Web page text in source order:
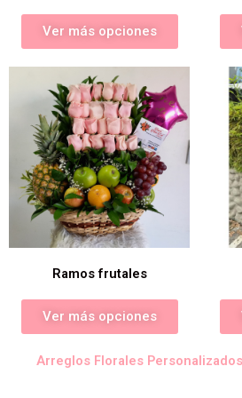
Ver más opciones
Ramos frutales
Ver más opciones
Arreglos Florales